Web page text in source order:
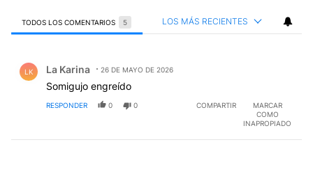
TODOS LOS COMENTARIOS 5 LOS MÁS RECIENTES
LK La Karina 26 DE MAYO DE 2026
Somigujo engreído
RESPONDER 0 0 COMPARTIR
MARCAR
COMO
INAPROPIADO